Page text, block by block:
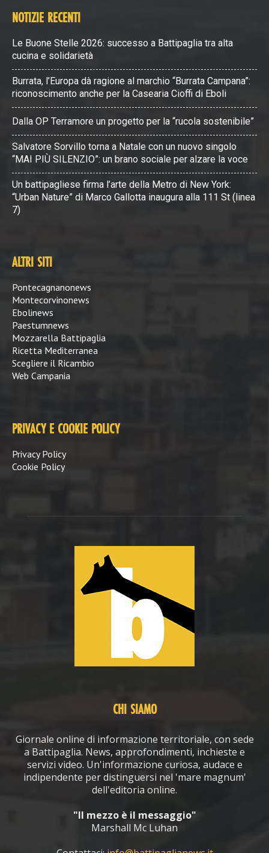
NOTIZIE RECENTI
Le Buone Stelle 2026: successo a Battipaglia tra alta
cucina e solidarietà
Burrata, l’Europa dà ragione al marchio “Burrata Campana”:
riconoscimento anche per la Casearia Cioffi di Eboli
Dalla OP Terramore un progetto per la “rucola sostenibile”
Salvatore Sorvillo torna a Natale con un nuovo singolo
“MAI PIÙ SILENZIO”: un brano sociale per alzare la voce
Un battipagliese firma l’arte della Metro di New York:
“Urban Nature” di Marco Gallotta inaugura alla 111 St (linea
7)
ALTRI SITI
Pontecagnanonews
Montecorvinonews
Ebolinews
Paestumnews
Mozzarella Battipaglia
Ricetta Mediterranea
Scegliere il Ricambio
Web Campania
PRIVACY E COOKIE POLICY
Privacy Policy
Cookie Policy
CHI SIAMO
Giornale online di informazione territoriale, con sede
a Battipaglia. News, approfondimenti, inchieste e
servizi video. Un'informazione curiosa, audace e
indipendente per distinguersi nel 'mare magnum'
dell'editoria online.
"Il mezzo è il messaggio"
Marshall Mc Luhan